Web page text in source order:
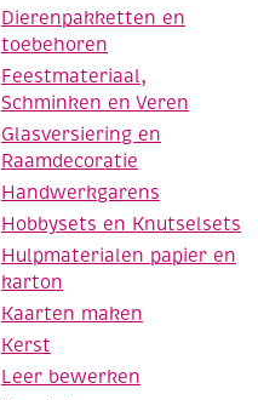
Dierenpakketten en
toebehoren
Feestmateriaal,
Schminken en Veren
Glasversiering en
Raamdecoratie
Handwerkgarens
Hobbysets en Knutselsets
Hulpmaterialen papier en
karton
Kaarten maken
Kerst
Leer bewerken